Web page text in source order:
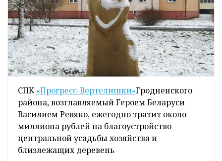
СПК«Прогресс-Вертелишки»Гродненского
района, возглавляемый Героем Беларуси
Василием Ревяко, ежегодно тратит около
миллиона рублей на благоустройство
центральной усадьбы хозяйства и
близлежащих деревень